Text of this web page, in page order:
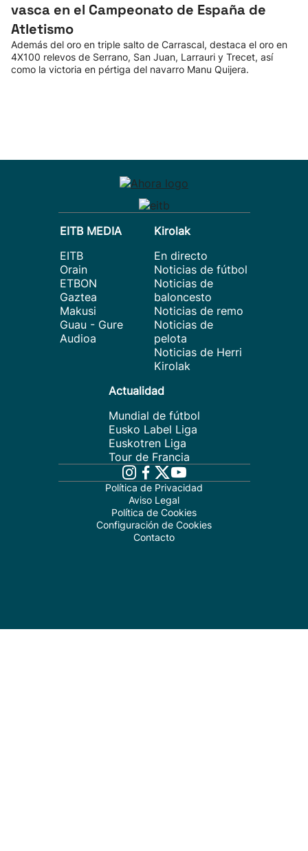
vasca en el Campeonato de España de
Atletismo
Además del oro en triple salto de Carrascal, destaca el oro en
4X100 relevos de Serrano, San Juan, Larrauri y Trecet, así
como la victoria en pértiga del navarro Manu Quijera.
EITB MEDIA
EITB
Orain
ETBON
Gaztea
Makusi
Guau - Gure
Audioa
Kirolak
En directo
Noticias de fútbol
Noticias de
baloncesto
Noticias de remo
Noticias de
pelota
Noticias de Herri
Kirolak
Actualidad
Mundial de fútbol
Eusko Label Liga
Euskotren Liga
Tour de Francia
Política de Privacidad
Aviso Legal
Política de Cookies
Configuración de Cookies
Contacto